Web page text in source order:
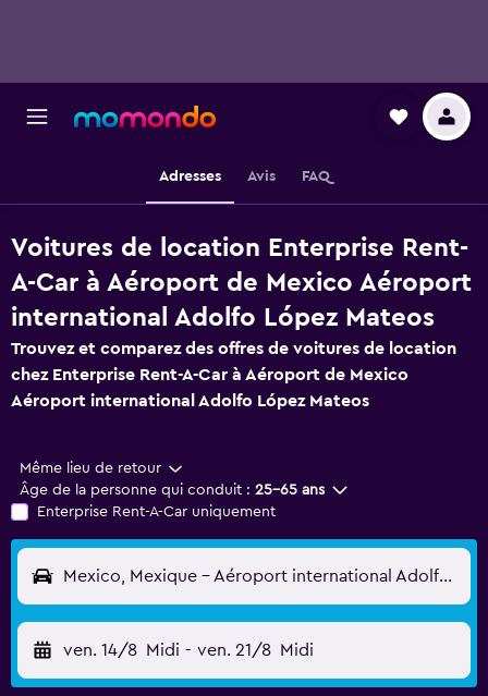
Adresses Avis FAQ
Voitures de location Enterprise Rent-
A-Car à Aéroport de Mexico Aéroport
international Adolfo López Mateos
Trouvez et comparez des offres de voitures de location
chez Enterprise Rent-A-Car à Aéroport de Mexico
Aéroport international Adolfo López Mateos
Même lieu de retour
Âge de la personne qui conduit : 25-65 ans
Enterprise Rent-A-Car uniquement
Mexico, Mexique - Aéroport international Adolfo López Mateos (TLC)
ven. 14/8 Midi - ven. 21/8 Midi